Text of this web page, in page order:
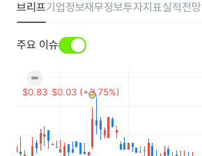
브리프기업정보재무정보투자지표실적전망
주요 이슈